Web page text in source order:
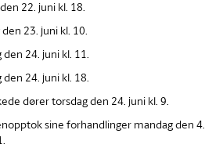
22. juni kl. 18.
23. juni kl. 10.
24. juni kl. 11.
24. juni kl. 18.
dører torsdag den 24. juni kl. 9.
sine forhandlinger mandag den 4.